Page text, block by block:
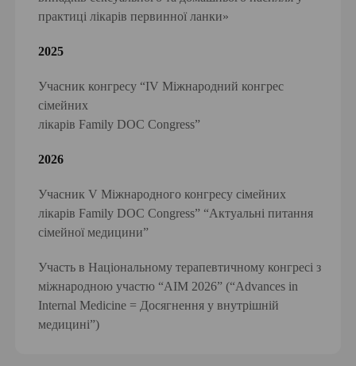
практиці лікарів первинної ланки»
2025
Учасник конгресу “ІV Міжнародний конгрес
сімейних
лікарів Family DOC Сongress”
2026
Учасник V Міжнародного конгресу сімейних
лікарів Family DOC Сongress” “Актуальні питання
сімейної медицини”
Участь в Національному терапевтичному конгресі з
міжнародною участю “AIM 2026” (“Advances in
Internal Medicine = Досягнення у внутрішній
медицині”)